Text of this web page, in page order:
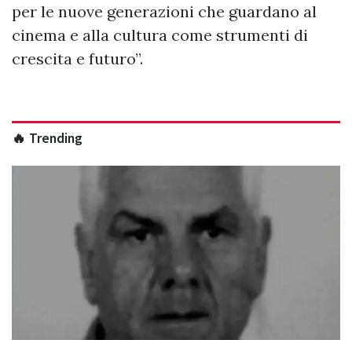
per le nuove generazioni che guardano al
cinema e alla cultura come strumenti di
crescita e futuro”.
🔥 Trending